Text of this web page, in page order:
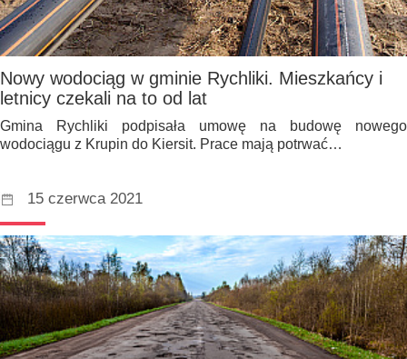
Nowy wodociąg w gminie Rychliki. Mieszkańcy i
letnicy czekali na to od lat
Gmina Rychliki podpisała umowę na budowę nowego
wodociągu z Krupin do Kiersit. Prace mają potrwać…
15 czerwca 2021